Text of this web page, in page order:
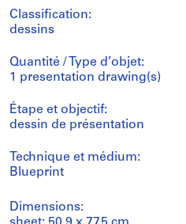
Classification:
dessins
Quantité / Type d’objet:
1 presentation drawing(s)
Étape et objectif:
dessin de présentation
Technique et médium:
Blueprint
Dimensions: